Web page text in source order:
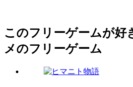
このフリーゲームが好
メのフリーゲーム